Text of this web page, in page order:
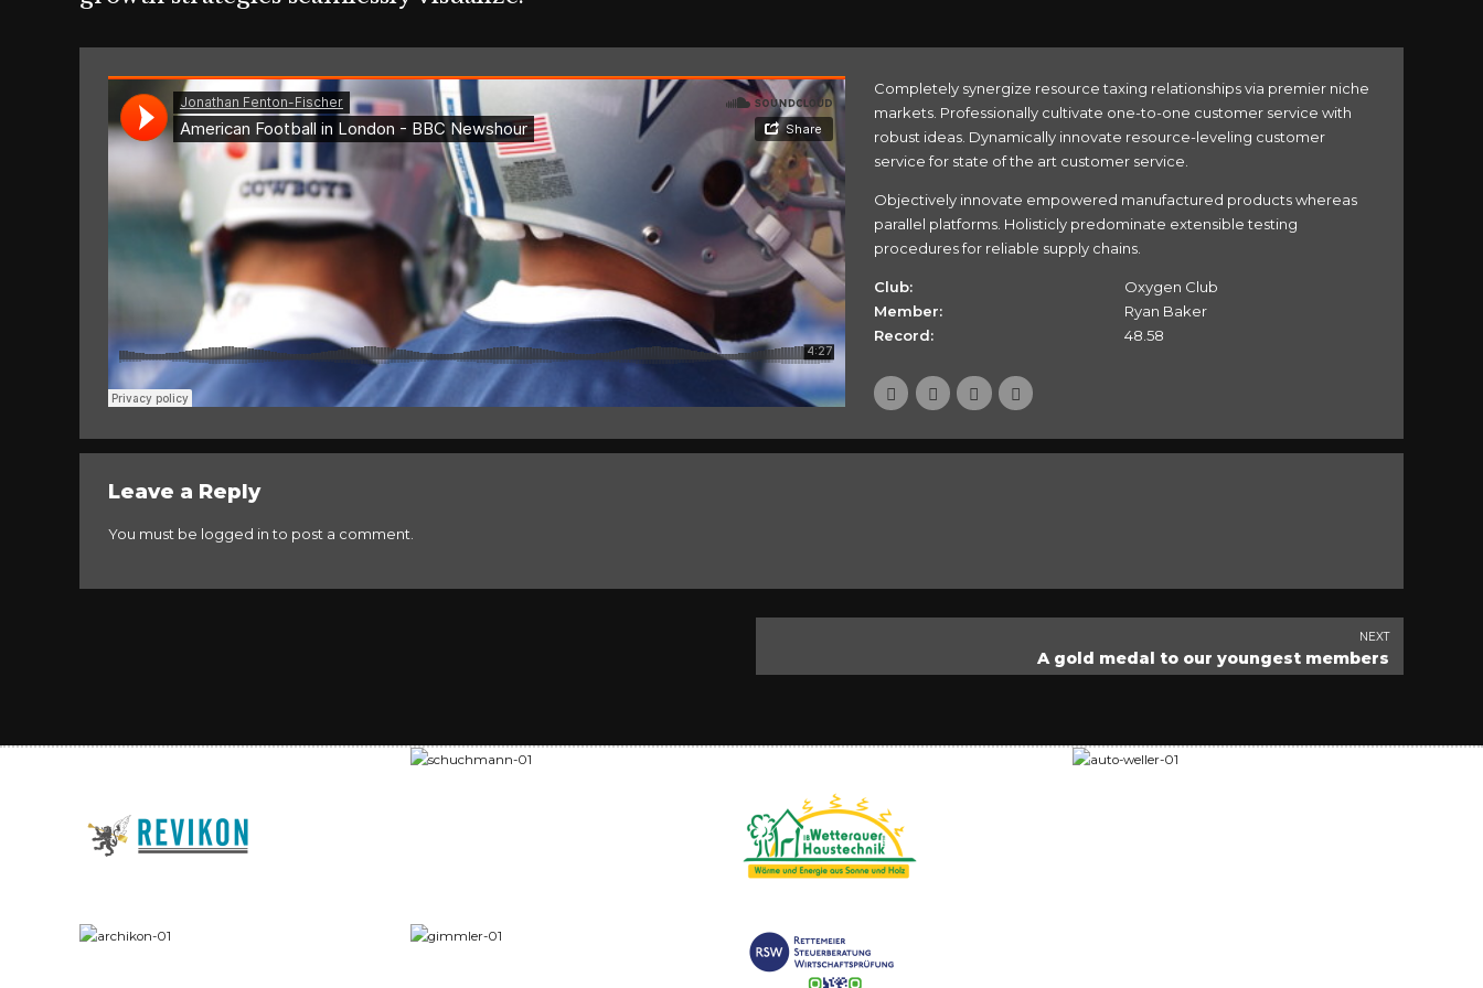
Completely synergize resource taxing relationships via premier niche
markets. Professionally cultivate one-to-one customer service with
robust ideas. Dynamically innovate resource-leveling customer
service for state of the art customer service.
Objectively innovate empowered manufactured products whereas
parallel platforms. Holisticly predominate extensible testing
procedures for reliable supply chains.
Club:
Oxygen Club
Member:
Ryan Baker
Record:
48.58
Leave a Reply
You must be logged into post a comment.
NEXT
A gold medal to our youngest members